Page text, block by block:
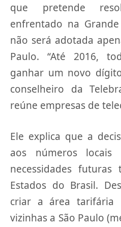
que pretende
enfrentado na
não será adotada
Paulo. “Até 2016,
ganhar um novo
conselheiro da
reúne empresas de
Ele explica que a
aos números
necessidades
Estados do Brasil.
criar a área tarifária
vizinhas a São Paulo